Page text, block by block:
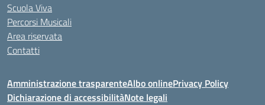
Scuola Viva
Percorsi Musicali
Area riservata
Contatti
Amministrazione trasparenteAlbo onlinePrivacy Policy
Dichiarazione di accessibilitàNote legali